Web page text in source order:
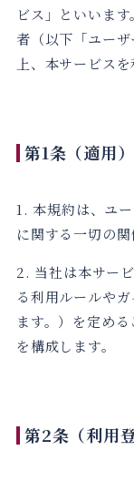
ビス」といいま
者（以下「ユー
上、本サービス
第1条（適用）
1. 本規約は、ユ
に関する一切の
2. 当社は本サー
る利用ルールや
ます。）を定め
を構成します。
第2条（利用登